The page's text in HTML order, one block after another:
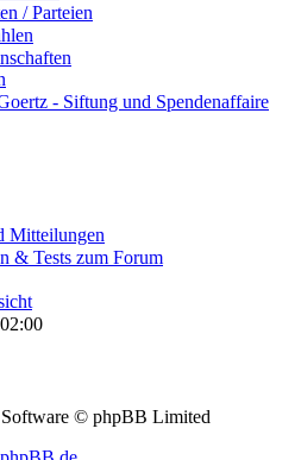
/ Parteien
- Siftung und Spendenaffaire
Mitteilungen
& Tests zum Forum
© phpBB Limited